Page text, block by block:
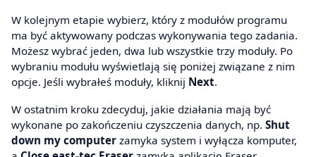
W kolejnym etapie wybierz, który z modułów programu
ma być aktywowany podczas wykonywania tego zadania.
Możesz wybrać jeden, dwa lub wszystkie trzy moduły. Po
wybraniu modułu wyświetlają się poniżej związane z nim
opcje. Jeśli wybrałeś moduły, kliknij Next.
W ostatnim kroku zdecyduj, jakie działania mają być
wykonane po zakończeniu czyszczenia danych, np. Shut
down my computer zamyka system i wyłącza komputer,